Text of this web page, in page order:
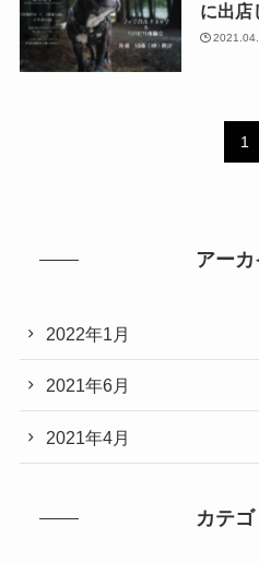
に出店
1
アー
2022年1月
2021年6月
2021年4月
カテ